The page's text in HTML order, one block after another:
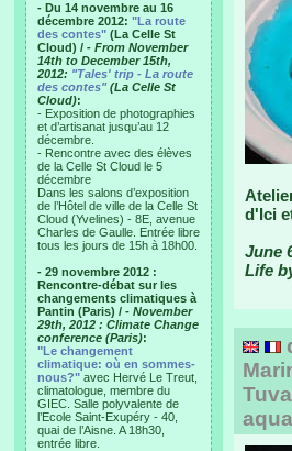
- Du 14 novembre au 16
décembre 2012: "La route
des contes" (La Celle St
Cloud) / - From November
14th to December 15th,
2012: "Tales' trip - La route
des contes"(La Celle St
Cloud):
- Exposition de photographies
et d’artisanat jusqu’au 12
décembre.
- Rencontre avec des élèves
de la Celle St Cloud le 5
décembre
Dans les salons d’exposition
de l’Hôtel de ville de la Celle St
Cloud (Yvelines) - 8E, avenue
Charles de Gaulle. Entrée libre
tous les jours de 15h à 18h00.
- 29 novembre 2012 :
Rencontre-débat sur les
changements climatiques à
Pantin (Paris) / - November
29th, 2012 : Climate Change
conference (Paris):
"Le changement
climatique: où en sommes-
nous?" avec Hervé Le Treut,
climatologue, membre du
GIEC. Salle polyvalente de
l’Ecole Saint-Exupéry - 40,
quai de l’Aisne. A 18h30,
entrée libre.
d'Ici
June
Life